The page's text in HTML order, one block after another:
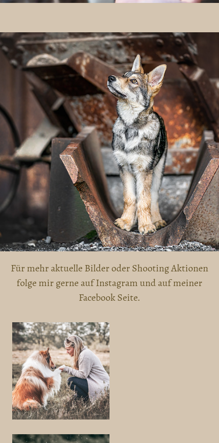
Für mehr aktuelle Bilder oder Shooting Aktionen
folge mir gerne auf Instagram und auf meiner
Facebook Seite.